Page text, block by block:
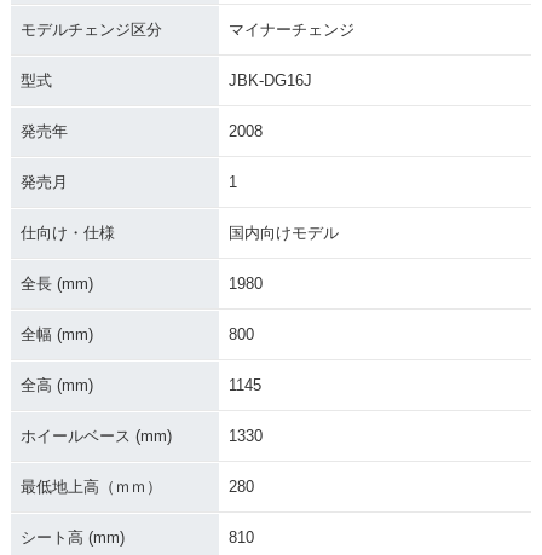
2006年 tricker XG2
ジ
2006年 tricker XG2
50・カラーチェンジ
50・新登場
モデルチェンジ区分 マイナーチェンジ
型式 JBK-DG16J
発売年 2008
発売月 1
仕向け・仕様 国内向けモデル
全長 (mm) 1980
全幅 (mm) 800
全高 (mm) 1145
ホイールベース (mm) 1330
最低地上高（ｍｍ） 280
シート高 (mm) 810